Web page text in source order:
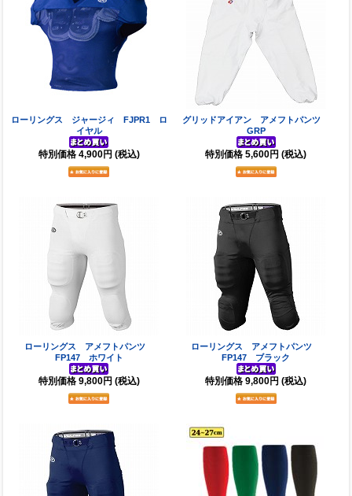
ローリングス ジャージィ FJPR1 ロ
イヤル
特別価格 4,900円 (税込)
グリッドアイアン アメフトパンツ
GRP
特別価格 5,600円 (税込)
ローリングス アメフトパンツ
FP147 ホワイト
特別価格 9,800円 (税込)
ローリングス アメフトパンツ
FP147 ブラック
特別価格 9,800円 (税込)